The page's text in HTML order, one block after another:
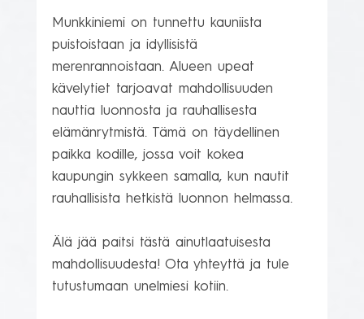
Munkkiniemi on tunnettu kauniista
puistoistaan ja idyllisistä
merenrannoistaan. Alueen upeat
kävelytiet tarjoavat mahdollisuuden
nauttia luonnosta ja rauhallisesta
elämänrytmistä. Tämä on täydellinen
paikka kodille, jossa voit kokea
kaupungin sykkeen samalla, kun nautit
rauhallisista hetkistä luonnon helmassa.
Älä jää paitsi tästä ainutlaatuisesta
mahdollisuudesta! Ota yhteyttä ja tule
tutustumaan unelmiesi kotiin.